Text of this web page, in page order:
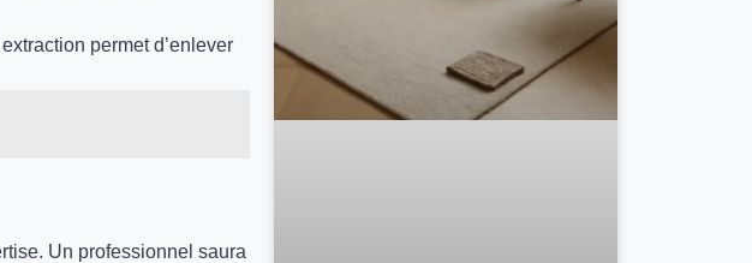
permet d’enlever
Un professionnel saura